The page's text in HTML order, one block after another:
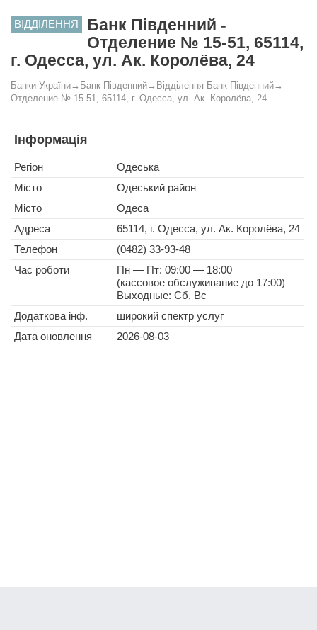
ВІДДІЛЕННЯ
Банк Південний -
Отделение № 15-51, 65114,
г. Одесса, ул. Ак. Королёва, 24
Банки України→ Банк Південний→ Відділення Банк Південний→
Отделение № 15-51, 65114, г. Одесса, ул. Ак. Королёва, 24
Інформація
Регіон
Одеська
Місто
Одеський район
Місто
Одеса
Адреса
65114, г. Одесса, ул. Ак. Королёва, 24
Телефон
(0482) 33-93-48
Час роботи
Пн — Пт: 09:00 — 18:00
(кассовое обслуживание до 17:00)
Выходные: Сб, Вс
Додаткова інф.
широкий спектр услуг
Дата оновлення
2026-08-03